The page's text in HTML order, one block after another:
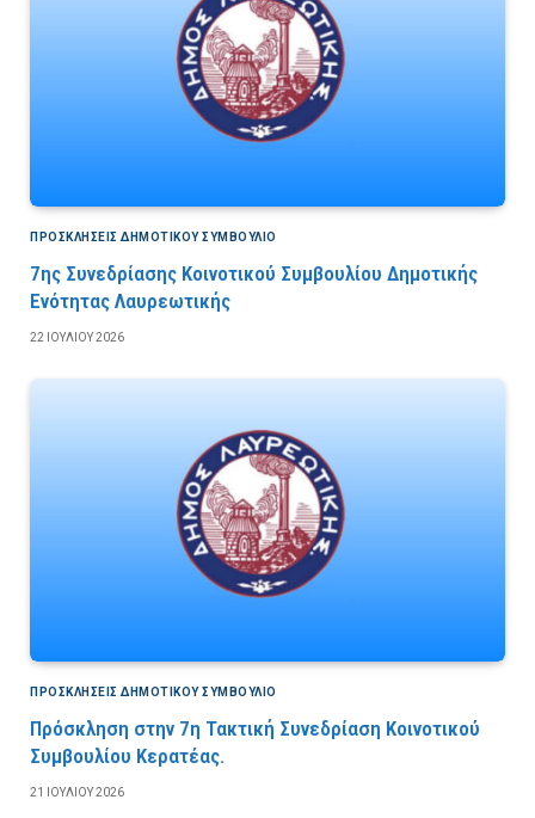
ΠΡΟΣΚΛΉΣΕΙΣ ΔΗΜΟΤΙΚΟΎ ΣΥΜΒΟΎΛΙΟ
7ης Συνεδρίασης Κοινοτικού Συμβουλίου Δημοτικής
Ενότητας Λαυρεωτικής
22 ΙΟΥΛΊΟΥ 2026
ΠΡΟΣΚΛΉΣΕΙΣ ΔΗΜΟΤΙΚΟΎ ΣΥΜΒΟΎΛΙΟ
Πρόσκληση στην 7η Τακτική Συνεδρίαση Κοινοτικού
Συμβουλίου Κερατέας.
21 ΙΟΥΛΊΟΥ 2026